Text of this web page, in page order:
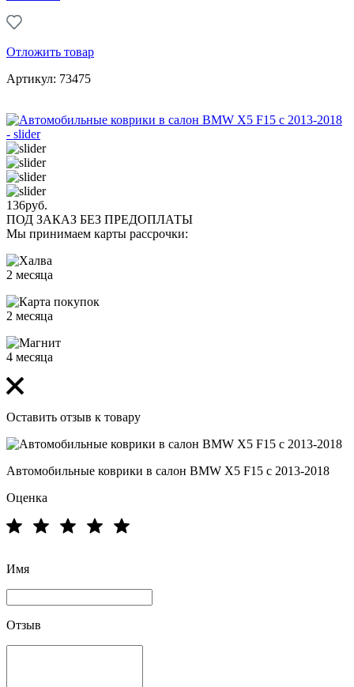
Отложить товар
Артикул: 73475
136руб.
ПОД ЗАКАЗ БЕЗ ПРЕДОПЛАТЫ
Мы принимаем карты рассрочки:
2 месяца
2 месяца
4 месяца
Оставить отзыв к товару
Автомобильные коврики в салон BMW X5 F15 с 2013-2018
Оценка
Имя
Отзыв